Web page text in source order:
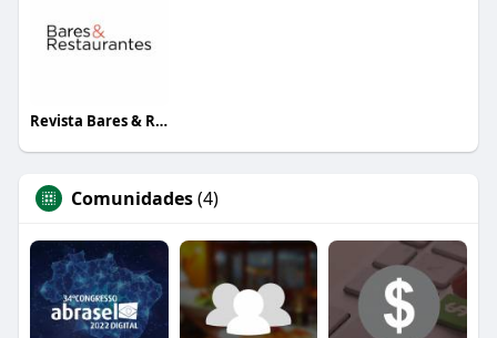
Revista Bares & Restaurantes
Comunidades(4)